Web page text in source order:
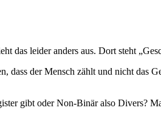
das leider anders aus. Dort steht
der Mensch zählt und nicht das
gibt oder Non-Binär also Divers?